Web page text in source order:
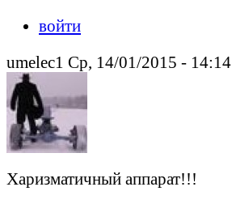
войти
umelec1 Ср, 14/01/2015 - 14:14
Харизматичный аппарат!!!